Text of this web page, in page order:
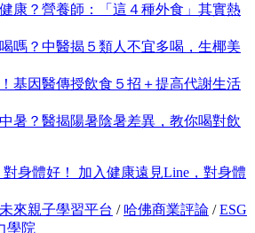
康？營養師：「這４種外食」其實熱
嗎？中醫揭５類人不宜多喝，生椰美
基因醫傳授飲食５招＋提高代謝生活
暑？醫揭陽暑陰暑差異，教你喝對飲
加入健康遠見Line，對身體
未來親子學習平台 / 哈佛商業評論 /ESG
學院